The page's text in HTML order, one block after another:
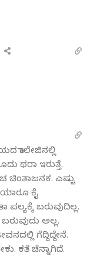
ಕಾಲೇಜಿನಲ್ಲಿ
ಥರಾ ಇರುತ್ತೆ.
ಚಿಂತಾಜನಕ. ಎಷ್ಟು
ಕೈ
ಪಲ್ಯಕ್ಕೆ ಬರುವುದಿಲ್ಲ.
ಅಲ್ಲ.
ಗೆದ್ದಿದ್ದೇನೆ.
ಕತೆ ಚೆನ್ನಾಗಿದೆ.